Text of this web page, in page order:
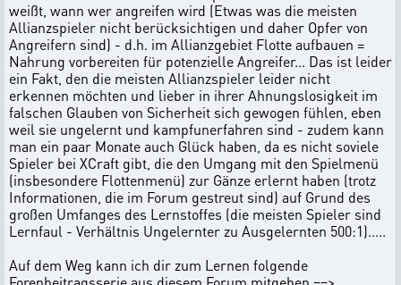
weißt, wann wer angreifen wird (Etwas was die meisten
Allianzspieler nicht berücksichtigen und daher Opfer von
Angreifern sind) - d.h. im Allianzgebiet Flotte aufbauen =
Nahrung vorbereiten für potenzielle Angreifer... Das ist leider
ein Fakt, den die meisten Allianzspieler leider nicht
erkennen möchten und lieber in ihrer Ahnungslosigkeit im
falschen Glauben von Sicherheit sich gewogen fühlen, eben
weil sie ungelernt und kampfunerfahren sind - zudem kann
man ein paar Monate auch Glück haben, da es nicht soviele
Spieler bei XCraft gibt, die den Umgang mit den Spielmenü
(insbesondere Flottenmenü) zur Gänze erlernt haben (trotz
Informationen, die im Forum gestreut sind) auf Grund des
großen Umfanges des Lernstoffes (die meisten Spieler sind
Lernfaul - Verhältnis Ungelernter zu Ausgelernten 500:1).....
Auf dem Weg kann ich dir zum Lernen folgende